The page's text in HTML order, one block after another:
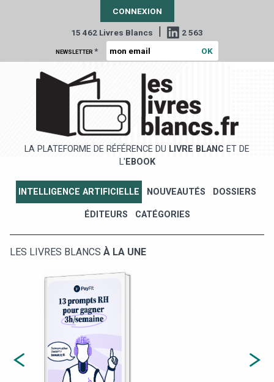
CONNEXION
15 462 Livres Blancs | 2 563
NEWSLETTER *
LA PLATEFORME DE RÉFÉRENCE DU LIVRE BLANC ET DE
L' EBOOK
INTELLIGENCE ARTIFICIELLE NOUVEAUTÉS DOSSIERS
ÉDITEURS CATÉGORIES
LES LIVRES BLANCS À LA UNE